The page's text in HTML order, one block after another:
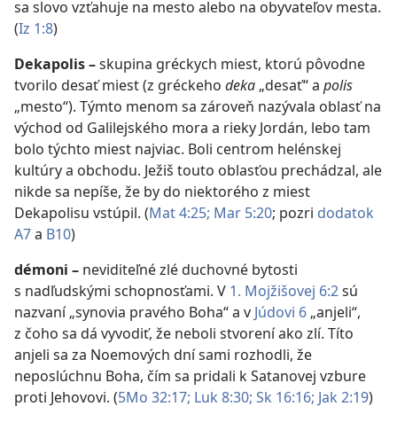
sa slovo vzťahuje na mesto alebo na obyvateľov mesta.
(Iz 1:8)
Dekapolis–skupina gréckych miest, ktorú pôvodne
tvorilo desať miest (z gréckeho deka „desať“ a polis
„mesto“). Týmto menom sa zároveň nazývala oblasť na
východ od Galilejského mora a rieky Jordán, lebo tam
bolo týchto miest najviac. Boli centrom helénskej
kultúry a obchodu. Ježiš touto oblasťou prechádzal, ale
nikde sa nepíše, že by do niektorého z miest
Dekapolisu vstúpil. (Mat 4:25; Mar 5:20; pozri dodatok
A7a B10)
démoni – neviditeľné zlé duchovné bytosti
s nadľudskými schopnosťami. V 1. Mojžišovej 6:2sú
nazvaní „synovia pravého Boha“ a v Júdovi 6 „anjeli“,
z čoho sa dá vyvodiť, že neboli stvorení ako zlí. Títo
anjeli sa za Noemových dní sami rozhodli, že
neposlúchnu Boha, čím sa pridali k Satanovej vzbure
proti Jehovovi. (5Mo 32:17; Luk 8:30; Sk 16:16; Jak 2:19)